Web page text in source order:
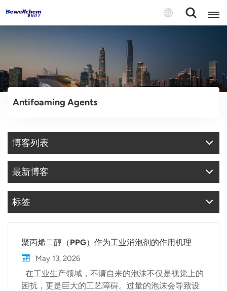
English
Русский
中文
Español
Antifoaming Agents
博客列表
最新博客
标签
聚丙烯二醇（PPG）作为工业消泡剂的作用机理
May 13, 2026
在工业生产领域，不请自来的泡沫不仅是视觉上的
困扰，更是巨大的工艺障碍。过量的泡沫会导致设